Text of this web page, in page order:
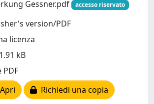
Gessner.pdf
accesso riservato
version/PDF
licenza
kB
Richiedi una copia